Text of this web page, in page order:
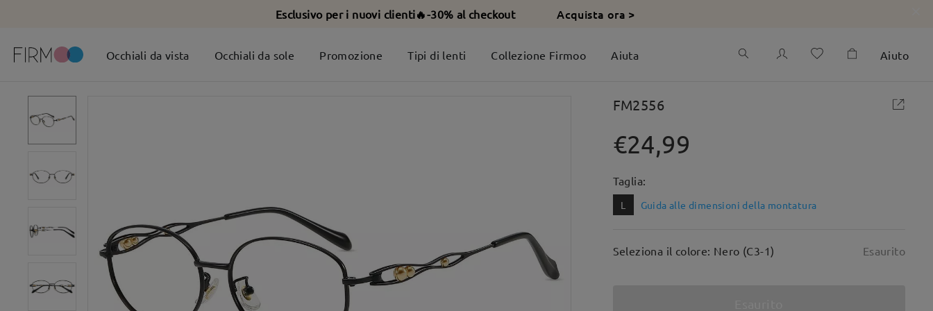
Esclusivo per i nuovi clienti🔥-30% al checkout Acquista ora >
Occhiali da vista Occhiali da sole Promozione Tipi di lenti Collezione Firmoo Aiuta Aiuto
FM2556
€24,99
Taglia:
L Guida alle dimensioni della montatura
Seleziona il colore: Nero (C3-1) Esaurito